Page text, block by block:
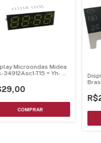
Microondas Midea
34912Asc1-T15 = Yh-